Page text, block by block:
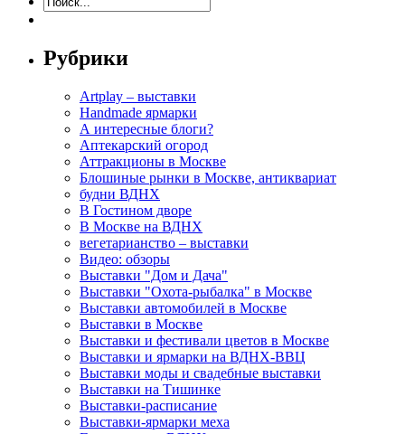
Рубрики
Artplay – выставки
Handmade ярмарки
А интересные блоги?
Аптекарский огород
Аттракционы в Москве
Блошиные рынки в Москве, антиквариат
будни ВДНХ
В Гостином дворе
В Москве на ВДНХ
вегетарианство – выставки
Видео: обзоры
Выставки "Дом и Дача"
Выставки "Охота-рыбалка" в Москве
Выставки автомобилей в Москве
Выставки в Москве
Выставки и фестивали цветов в Москве
Выставки и ярмарки на ВДНХ-ВВЦ
Выставки моды и свадебные выставки
Выставки на Тишинке
Выставки-расписание
Выставки-ярмарки меха